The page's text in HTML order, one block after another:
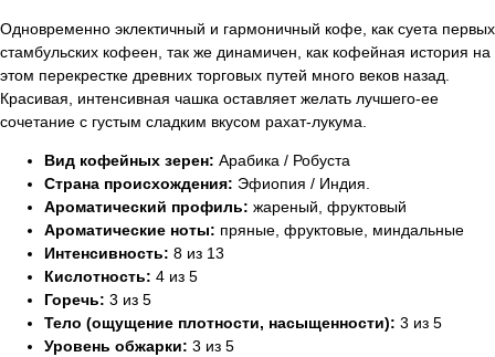
Одновременно эклектичный и гармоничный кофе, как суета первых
стамбульских кофеен, так же динамичен, как кофейная история на
этом перекрестке древних торговых путей много веков назад.
Красивая, интенсивная чашка оставляет желать лучшего-ее
сочетание с густым сладким вкусом рахат-лукума.
Вид кофейных зерен: Арабика / Робуста
Страна происхождения: Эфиопия / Индия.
Ароматический профиль: жареный, фруктовый
Ароматические ноты: пряные, фруктовые, миндальные
Интенсивность: 8 из 13
Кислотность: 4 из 5
Горечь: 3 из 5
Тело (ощущение плотности, насыщенности): 3 из 5
Уровень обжарки: 3 из 5